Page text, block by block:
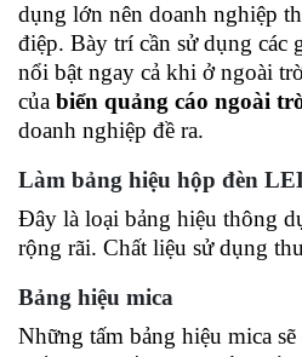
dụng lớn nên doanh nghiệp
điệp. Bày trí cần sử dụng các
nổi bật ngay cả khi ở ngoài
của biển quảng cáo ngoài
doanh nghiệp đề ra.
Làm bảng hiệu hộp đèn
Đây là loại bảng hiệu thông
rộng rãi. Chất liệu sử dụng
Bảng hiệu mica
Những tấm bảng hiệu mica